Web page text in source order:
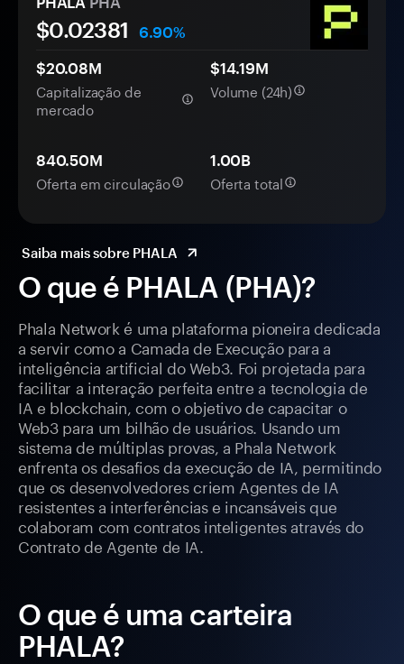
O que é PHALA (PHA)?
Phala Network é uma plataforma pioneira dedicada
a servir como a Camada de Execução para a
inteligência artificial do Web3. Foi projetada para
facilitar a interação perfeita entre a tecnologia de
IA e blockchain, com o objetivo de capacitar o
Web3 para um bilhão de usuários. Usando um
sistema de múltiplas provas, a Phala Network
enfrenta os desafios da execução de IA, permitindo
que os desenvolvedores criem Agentes de IA
resistentes a interferências e incansáveis que
colaboram com contratos inteligentes através do
Contrato de Agente de IA.
O que é uma carteira
PHALA?
$0.02381
6.90%
$20.08M
Capitalização de
mercado
$14.19M
Volume (24h)
840.50M
Oferta em circulação
1.00B
Oferta total
Saiba mais sobre PHALA